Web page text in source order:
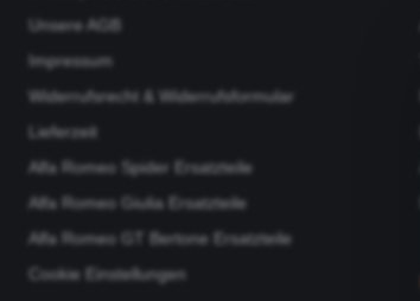
Unsere AGB
Impressum
Widerrufsrecht & Widerrufsformular
Lieferzeit
Alfa Romeo Spider Ersatzteile
Alfa Romeo Giulia Ersatzteile
Alfa Romeo GT Bertone Ersatzteile
Cookie Einstellungen